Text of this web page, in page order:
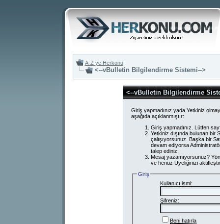
A-Z ye Herkonu
<--vBulletin Bilgilendirme Sistemi-->
<--vBulletin Bilgilendirme
Giriş yapmadınız yada Yetkiniz
aşağıda açıklanmıştır:
Giriş yapmadınız. Lütfen
Yetkiniz dışında bulunan
çalışıyorsunuz. Başka bir
devam ediyorsa
talep ediniz.
Mesaj yazamıyorsunuz?
ve henüz Üyeliğinizi
Giriş
Kullanıcı ismi:
Şifreniz:
Beni hatırla